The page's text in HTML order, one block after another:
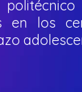
en los